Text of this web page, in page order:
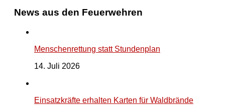
News aus den Feuerwehren
Menschenrettung statt Stundenplan
14. Juli 2026
Einsatzkräfte erhalten Karten für Waldbrände